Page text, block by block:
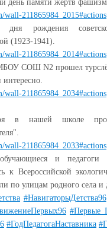
день памяти жертв
wall-211865984_2015#actions
рождения
(1923-1941).
wall-211865984_2014#actions
СОШ N2 прошел
интересно.
wall-211865984_2034#actions
в нашей школе
wall-211865984_2033#actions
обучающиеся и
к Всероссийской
по улицам родного села и
#НавигаторыДетства96
#ГодПедагогаНаставника